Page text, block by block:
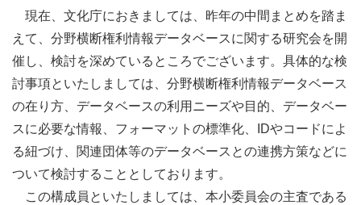
現在、文化庁におきましては、昨年の中間まとめを踏ま
えて、分野横断権利情報データベースに関する研究会を開
催し、検討を深めているところでございます。具体的な検
討事項といたしましては、分野横断権利情報データベース
の在り方、データベースの利用ニーズや目的、データベー
スに必要な情報、フォーマットの標準化、IDやコードによ
る紐づけ、関連団体等のデータベースとの連携方策などに
ついて検討することとしております。
この構成員といたしましては、本小委員会の主査である